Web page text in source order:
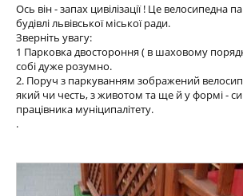
Ось він - запах цивілізації ! Це велосипедна
будівлі львівської міської ради.
Зверніть увагу:
1 Парковка двостороння ( в шаховому
собі дуже розумно.
2. Поруч з паркуванням зображений
який чи честь, з животом та ще й у формі -
працівника муніципалітету.
.